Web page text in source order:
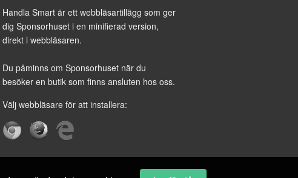
Handla Smart är ett webbläsartillägg som ger
dig Sponsorhuset i en minifierad version,
direkt i webbläsaren.
Du påminns om Sponsorhuset när du
besöker en butik som finns ansluten hos oss.
Välj webbläsare för att installera: